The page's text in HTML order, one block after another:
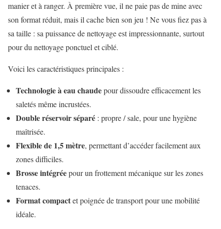
manier et à ranger. À première vue, il ne paie pas de mine avec
son format réduit, mais il cache bien son jeu ! Ne vous fiez pas à
sa taille : sa puissance de nettoyage est impressionnante, surtout
pour du nettoyage ponctuel et ciblé.
Voici les caractéristiques principales :
Technologie à eau chaudepour dissoudre efficacement les
saletés même incrustées.
Double réservoir séparé : propre / sale, pour une hygiène
maîtrisée.
Flexible de 1,5 mètre, permettant d’accéder facilement aux
zones difficiles.
Brosse intégréepour un frottement mécanique sur les zones
tenaces.
Format compactet poignée de transport pour une mobilité
idéale.